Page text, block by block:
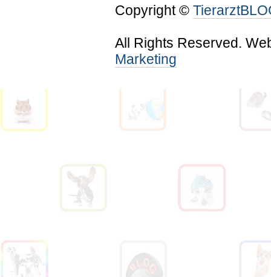
Copyright ©
All Rights Reserved.
Marketing